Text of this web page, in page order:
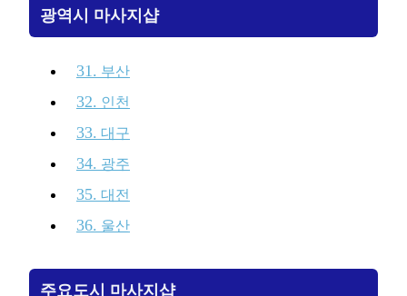
광역시 마사지샵
31. 부산
32. 인천
33. 대구
34. 광주
35. 대전
36. 울산
주요도시 마사지샵